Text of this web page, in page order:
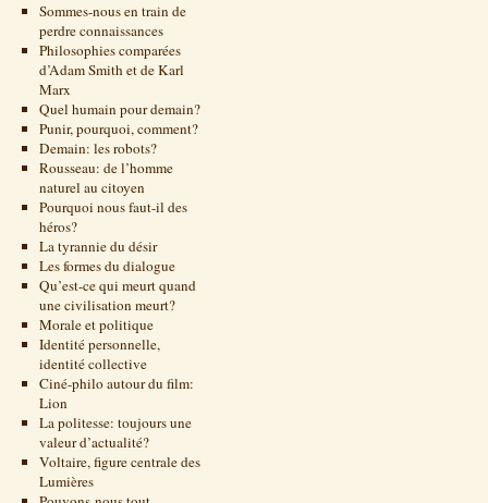
Sommes-nous en train de
perdre connaissances
Philosophies comparées
d’Adam Smith et de Karl
Marx
Quel humain pour demain?
Punir, pourquoi, comment?
Demain: les robots?
Rousseau: de l’homme
naturel au citoyen
Pourquoi nous faut-il des
héros?
La tyrannie du désir
Les formes du dialogue
Qu’est-ce qui meurt quand
une civilisation meurt?
Morale et politique
Identité personnelle,
identité collective
Ciné-philo autour du film:
Lion
La politesse: toujours une
valeur d’actualité?
Voltaire, figure centrale des
Lumières